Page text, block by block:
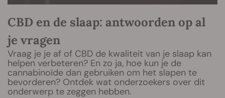
CBD en de slaap: antwoorden op al
je vragen
Vraag je je af of CBD de kwaliteit van je slaap kan
helpen verbeteren? En zo ja, hoe kun je de
cannabinoïde dan gebruiken om het slapen te
bevorderen? Ontdek wat onderzoekers over dit
onderwerp te zeggen hebben.